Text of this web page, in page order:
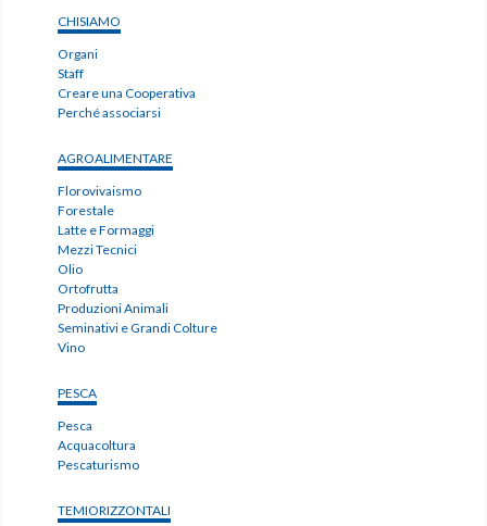
CHISIAMO
Organi
Staff
Creare una Cooperativa
Perché associarsi
AGROALIMENTARE
Florovivaismo
Forestale
Latte e Formaggi
Mezzi Tecnici
Olio
Ortofrutta
Produzioni Animali
Seminativi e Grandi Colture
Vino
PESCA
Pesca
Acquacoltura
Pescaturismo
TEMIORIZZONTALI